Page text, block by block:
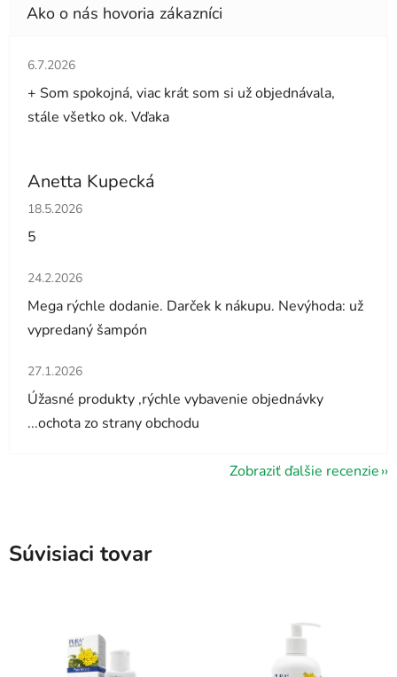
Hodnotenie obchodu je 5 z 5 hviezdičiek.
6.7.2026
+ Som spokojná, viac krát som si už objednávala,
stále všetko ok. Vďaka
Anetta Kupecká
Hodnotenie obchodu je 5 z 5 hviezdičiek.
18.5.2026
5
Hodnotenie obchodu je 5 z 5 hviezdičiek.
24.2.2026
Mega rýchle dodanie. Darček k nákupu. Nevýhoda: už
vypredaný šampón
Hodnotenie obchodu je 5 z 5 hviezdičiek.
27.1.2026
Úžasné produkty ,rýchle vybavenie objednávky
...ochota zo strany obchodu
Zobraziť ďalšie recenzie
Súvisiaci tovar